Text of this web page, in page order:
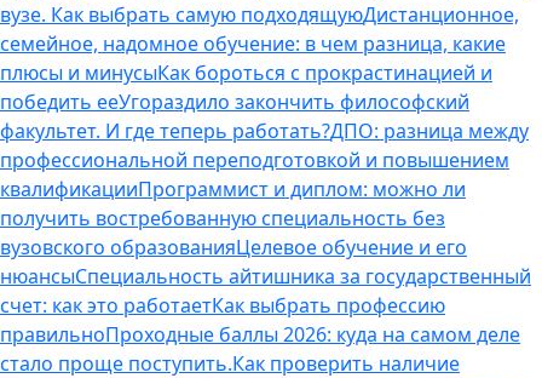
вузе. Как выбрать самую подходящуюДистанционное,
семейное, надомное обучение: в чем разница, какие
плюсы и минусыКак бороться с прокрастинацией и
победить ееУгораздило закончить философский
факультет. И где теперь работать?ДПО: разница между
профессиональной переподготовкой и повышением
квалификацииПрограммист и диплом: можно ли
получить востребованную специальность без
вузовского образованияЦелевое обучение и его
нюансыСпециальность айтишника за государственный
счет: как это работаетКак выбрать профессию
правильноПроходные баллы 2026: куда на самом деле
стало проще поступить.Как проверить наличие